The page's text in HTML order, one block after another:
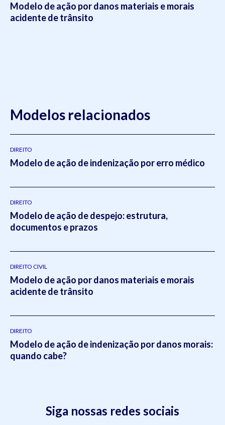
Modelo de ação por danos materiais e morais
acidente de trânsito
Modelos relacionados
DIREITO
Modelo de ação de indenização por erro médico
DIREITO
Modelo de ação de despejo: estrutura,
documentos e prazos
DIREITO CIVIL
Modelo de ação por danos materiais e morais
acidente de trânsito
DIREITO
Modelo de ação de indenização por danos morais:
quando cabe?
Siga nossas redes sociais